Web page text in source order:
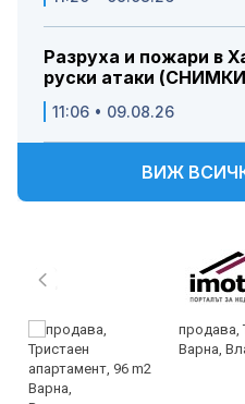
Разруха и пожари в
руски атаки
11:06 • 09.08.26
ВИЖ
продава,
Варна,